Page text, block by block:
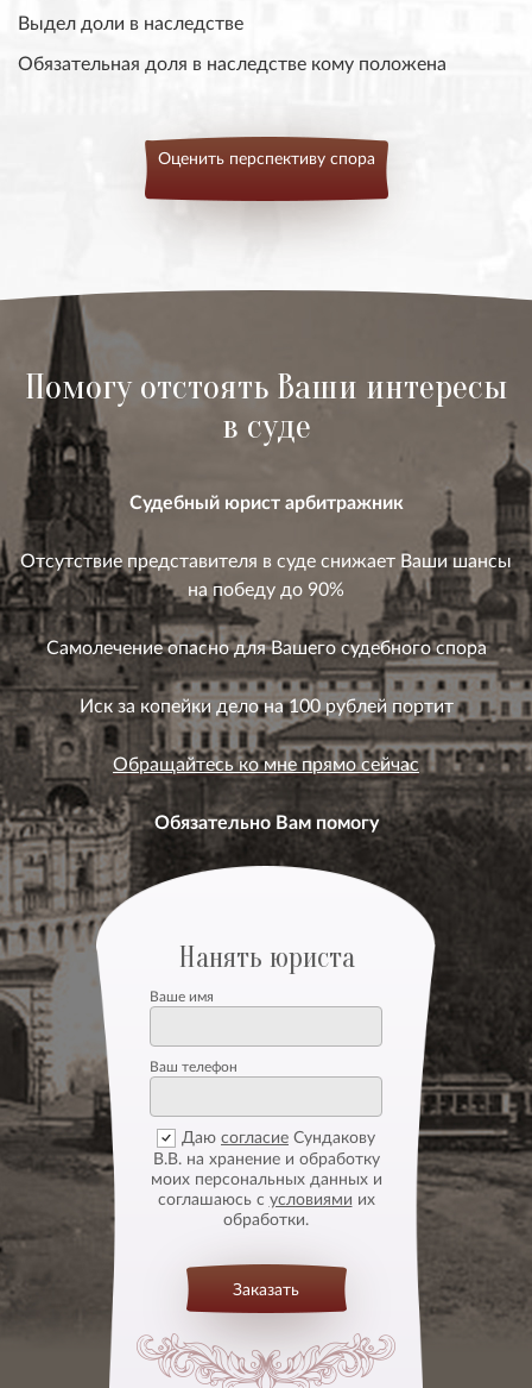
Выдел доли в наследстве
Обязательная доля в наследстве кому положена
Оценить перспективу спора
Помогу отстоять Ваши интересы
в суде
Судебный юрист арбитражник
Отсутствие представителя в суде снижает Ваши шансы
на победу до 90%
Самолечение опасно для Вашего судебного спора
Иск за копейки дело на 100 рублей портит
Обращайтесь ко мне прямо сейчас
Обязательно Вам помогу
Нанять юриста
Ваше имя
Ваш телефон
Даю согласие Сундакову
В.В. на хранение и обработку
моих персональных данных и
соглашаюсь с условиями их
обработки.
Заказать